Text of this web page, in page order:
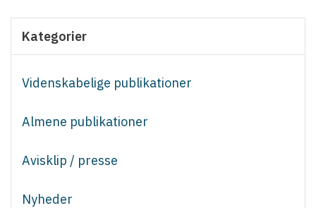
Kategorier
Videnskabelige publikationer
Almene publikationer
Avisklip / presse
Nyheder